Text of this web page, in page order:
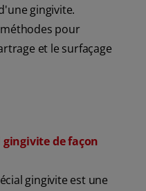
gingivite.
pour
et le surfaçage
de façon
gingivite est une